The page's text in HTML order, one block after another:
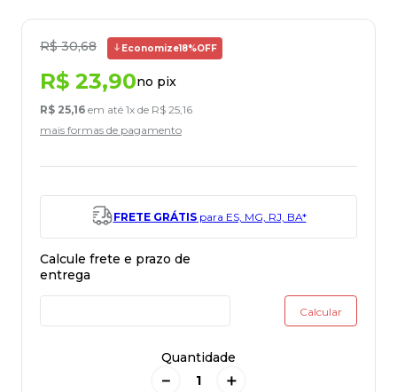
R$ 30,68 Economize18%OFF
R$ 23,90no pix
R$ 25,16 em até 1x de R$ 25,16
mais formas de pagamento
FRETE GRÁTISpara ES, MG, RJ, BA*
Quantidade
＋
－